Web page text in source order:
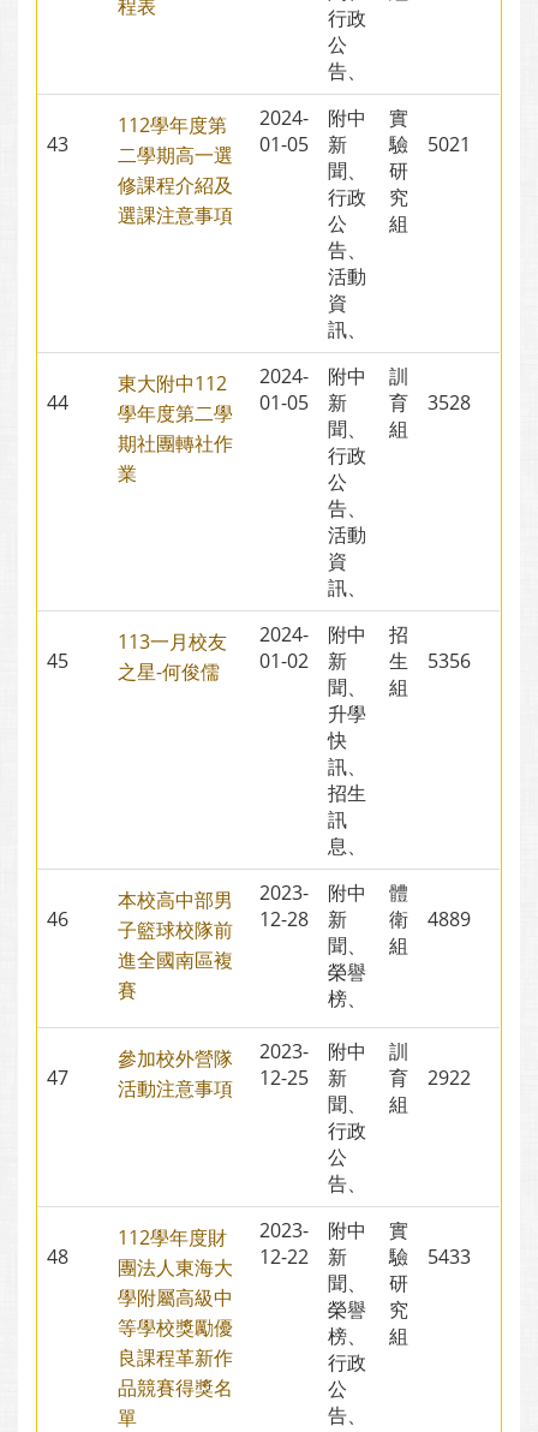
程表
行政
公
告、
43
112學年度第
二學期高一選
修課程介紹及
選課注意事項
2024-
01-05
附中
新
聞、
行政
公
告、
活動
資
訊、
實
驗
研
究
組
5021
44
東大附中112
學年度第二學
期社團轉社作
業
2024-
01-05
附中
新
聞、
行政
公
告、
活動
資
訊、
訓
育
組
3528
45
113一月校友
之星-何俊儒
2024-
01-02
附中
新
聞、
升學
快
訊、
招生
訊
息、
招
生
組
5356
46
本校高中部男
子籃球校隊前
進全國南區複
賽
2023-
12-28
附中
新
聞、
榮譽
榜、
體
衛
組
4889
47
參加校外營隊
活動注意事項
2023-
12-25
附中
新
聞、
行政
公
告、
訓
育
組
2922
48
112學年度財
團法人東海大
學附屬高級中
等學校獎勵優
良課程革新作
品競賽得獎名
單
2023-
12-22
附中
新
聞、
榮譽
榜、
行政
公
告、
實
驗
研
究
組
5433